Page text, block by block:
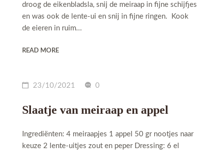
droog de eikenbladsla, snij de meiraap in fijne schijfjes
en was ook de lente-ui en snij in fijne ringen. Kook
de eieren in ruim...
READ MORE
23/10/2021 0
Slaatje van meiraap en appel
Ingrediënten: 4 meiraapjes 1 appel 50 gr nootjes naar
keuze 2 lente-uitjes zout en peper Dressing: 6 el